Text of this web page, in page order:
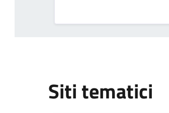
Siti tematici